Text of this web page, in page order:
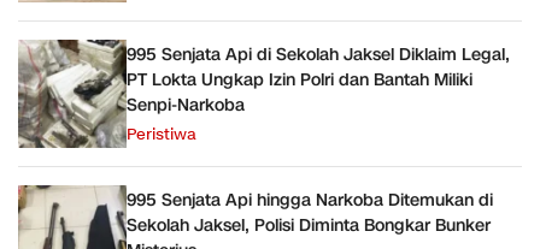
995 Senjata Api di Sekolah Jaksel Diklaim Legal,
PT Lokta Ungkap Izin Polri dan Bantah Miliki
Senpi-Narkoba
Peristiwa
995 Senjata Api hingga Narkoba Ditemukan di
Sekolah Jaksel, Polisi Diminta Bongkar Bunker